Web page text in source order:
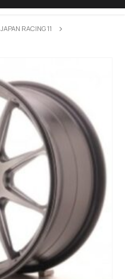
JAPAN RACING 11